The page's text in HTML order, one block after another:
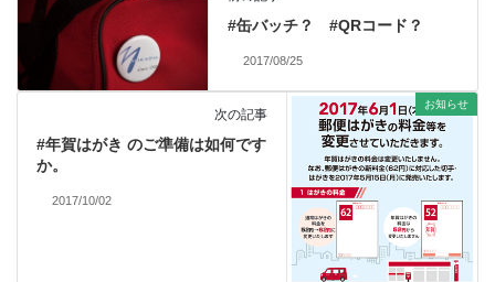
#缶バッチ？ #QRコード？
2017/08/25
お知らせ
次の記事
#年賀はがき のご準備は如何です
か。
2017/10/02